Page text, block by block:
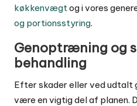
køkkenvægtog i vores
og portionsstyring.
Genoptræning og
behandling
Efter skader eller ved udtalt
være en vigtig del af planen.